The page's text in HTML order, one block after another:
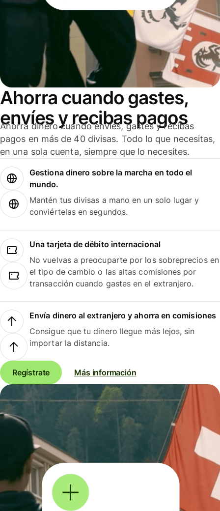
Ahorra cuando gastes,
envíes y recibas pagos
Ahorra dinero cuando envíes, gastes y recibas
pagos en más de 40 divisas. Todo lo que necesitas,
en una sola cuenta, siempre que lo necesites.
Gestiona dinero sobre la marcha en todo el
mundo.
Mantén tus divisas a mano en un solo lugar y
conviértelas en segundos.
Una tarjeta de débito internacional
No vuelvas a preocuparte por los sobreprecios en
el tipo de cambio o las altas comisiones por
transacción cuando gastes en el extranjero.
Envía dinero al extranjero y ahorra en comisiones
Consigue que tu dinero llegue más lejos, sin
importar la distancia.
Regístrate Más información